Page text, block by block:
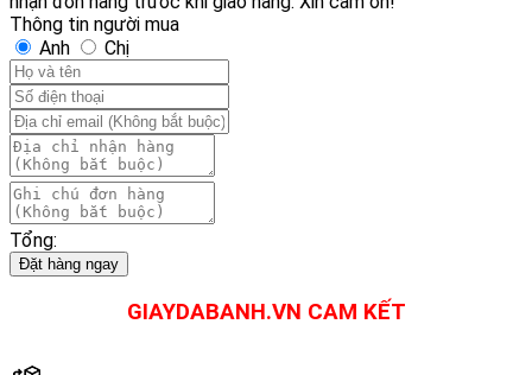
Energy
TT
-
Hồng
số
lượng
Thông tin người mua
Anh
Chị
Tổng:
Đặt hàng ngay
GIAYDABANH.VN CAM KẾT